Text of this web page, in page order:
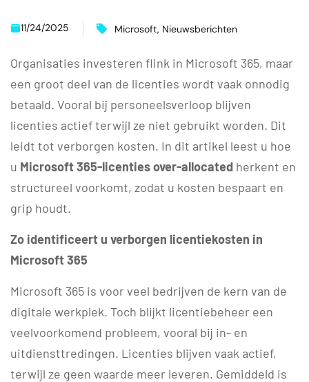
11/24/2025 Microsoft, Nieuwsberichten
Organisaties investeren flink in Microsoft 365, maar
een groot deel van de licenties wordt vaak onnodig
betaald. Vooral bij personeelsverloop blijven
licenties actief terwijl ze niet gebruikt worden. Dit
leidt tot verborgen kosten. In dit artikel leest u hoe
u Microsoft 365-licenties over-allocated herkent en
structureel voorkomt, zodat u kosten bespaart en
grip houdt.
Zo identificeert u verborgen licentiekosten in
Microsoft 365
Microsoft 365 is voor veel bedrijven de kern van de
digitale werkplek. Toch blijkt licentiebeheer een
veelvoorkomend probleem, vooral bij in- en
uitdiensttredingen. Licenties blijven vaak actief,
terwijl ze geen waarde meer leveren. Gemiddeld is